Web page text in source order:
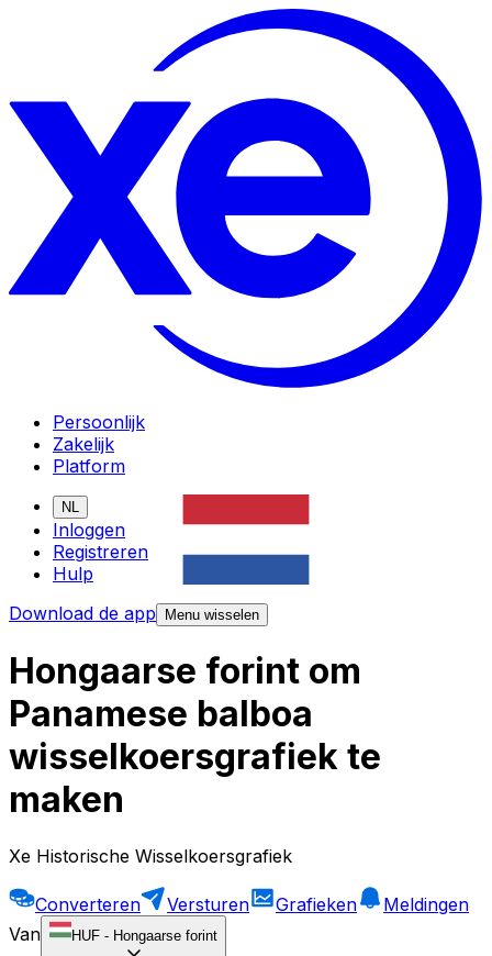
Persoonlijk
Zakelijk
Platform
NL
Inloggen
Registreren
Hulp
Download de app
Menu wisselen
Hongaarse forint om
Panamese balboa
wisselkoersgrafiek te
maken
Xe Historische Wisselkoersgrafiek
Converteren Versturen Grafieken
Meldingen
Van
HUF - Hongaarse forint